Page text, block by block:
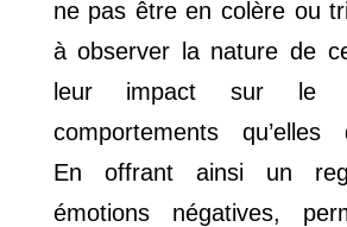
ne pas être en colère ou
à observer la nature de
leur impact sur le
comportements qu’elles
En offrant ainsi un
émotions négatives,